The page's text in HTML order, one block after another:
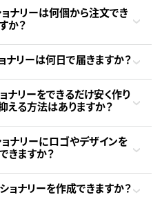
ナリーは何個から注文でき
か？
ナリーは何日で届きますか？
ナリーをできるだけ安く作り
える方法はありますか？
ナリーにロゴやデザインを
きますか？
ョナリーを作成できますか？